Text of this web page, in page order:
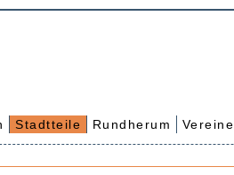
Stadtteile Rundherum Vereine